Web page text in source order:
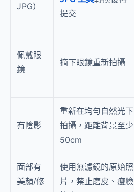
JPG）
提交
佩戴眼
鏡
摘下眼鏡重新拍攝
有陰影
重新在均勻自然光下
拍攝，距離背景至少
50cm
面部有
美顏/修
使用無濾鏡的原始照
片，禁止磨皮、瘦臉